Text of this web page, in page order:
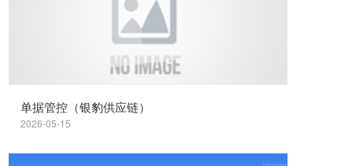
单据管控（银豹供应链）
2026-05-15